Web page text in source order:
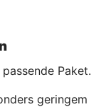
Paket.
geringem